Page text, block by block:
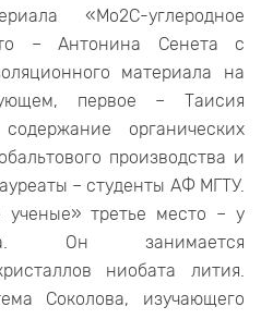
«Mo2C-углеродное
– Антонина Сенета с
материала на
первое – Таисия
органических
производства и
– студенты АФ МГТУ.
третье место – у
Он занимается
ниобата лития.
Соколова, изучающего